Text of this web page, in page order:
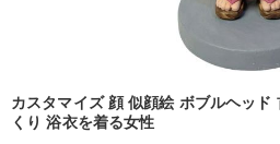
カスタマイズ 顔 似顔絵 ボブルヘッド
くり 浴衣を着る女性